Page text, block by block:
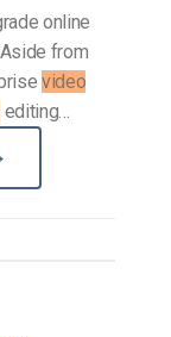
online
from
video
editing…